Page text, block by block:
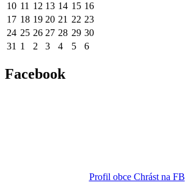
10 11 12 13 14 15 16
17 18 19 20 21 22 23
24 25 26 27 28 29 30
31 1 2 3 4 5 6
Facebook
Profil obce Chrást na FB